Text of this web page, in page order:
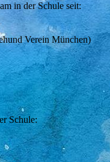
in der Schule seit:
Verein München)
Schule: